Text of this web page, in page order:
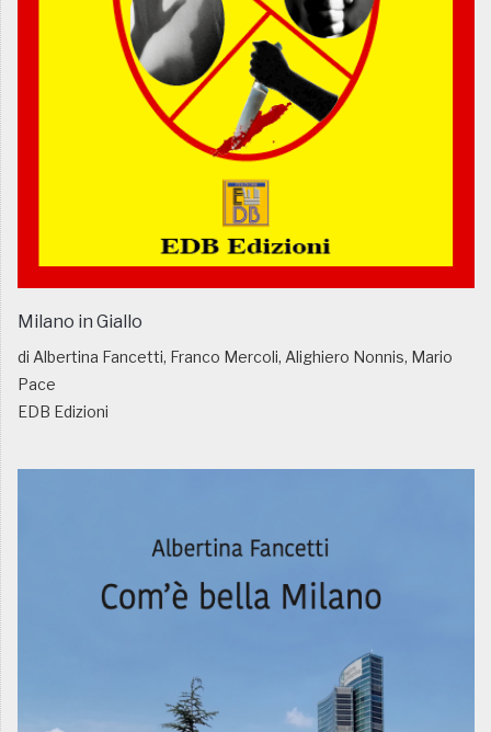
Milano in Giallo
di Albertina Fancetti, Franco Mercoli, Alighiero Nonnis, Mario
Pace
EDB Edizioni